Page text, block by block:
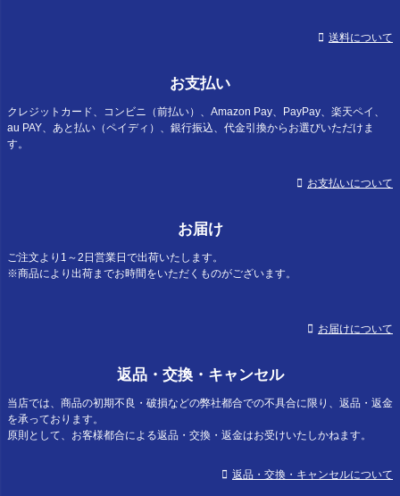
送料について
お支払い
クレジットカード、コンビニ（前払い）、Amazon Pay、PayPay、楽天ペイ、
au PAY、あと払い（ペイディ）、銀行振込、代金引換からお選びいただけま
す。
お支払いについて
お届け
ご注文より1～2日営業日で出荷いたします。
※商品により出荷までお時間をいただくものがございます。
お届けについて
返品・交換・キャンセル
当店では、商品の初期不良・破損などの弊社都合での不具合に限り、返品・返金
を承っております。
原則として、お客様都合による返品・交換・返金はお受けいたしかねます。
返品・交換・キャンセルについて